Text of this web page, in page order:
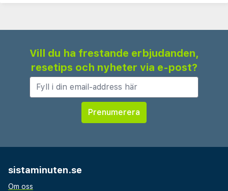
Vill du ha frestande erbjudanden,
resetips och nyheter via e-post?
sistaminuten.se
Om oss